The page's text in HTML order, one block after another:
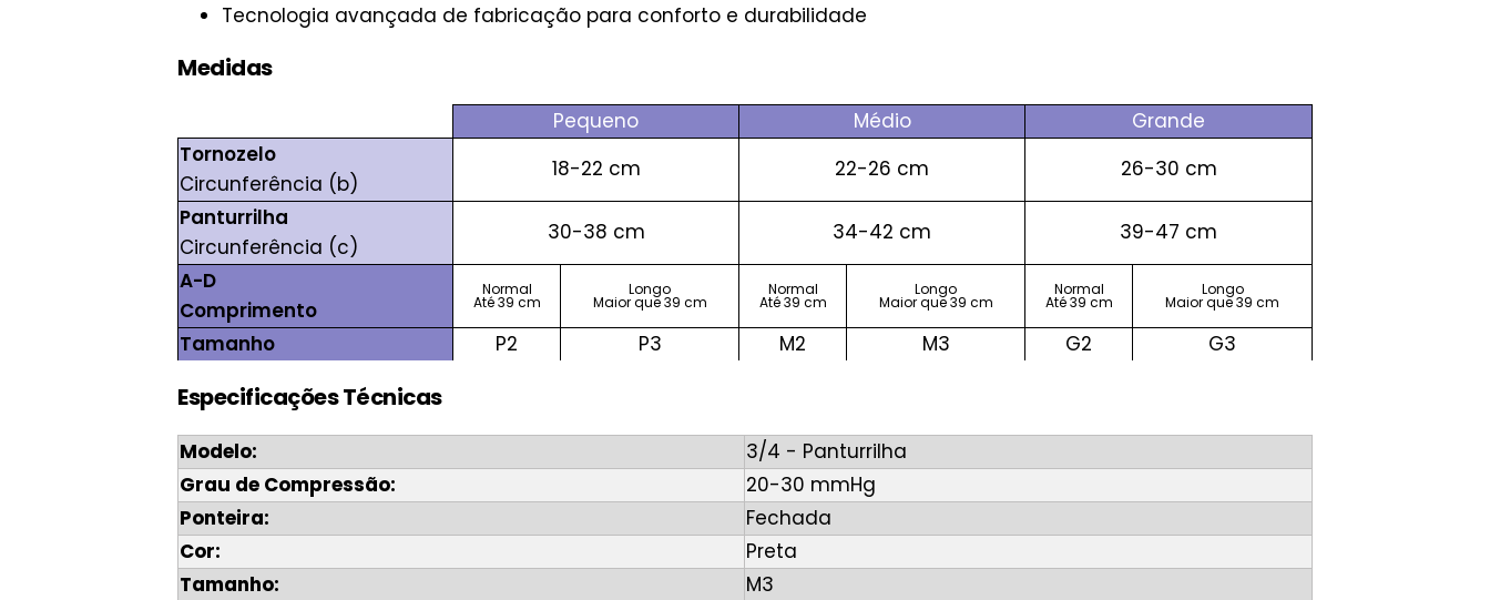
Tecnologia avançada de fabricação para conforto e durabilidade
Medidas
Pequeno Médio
Grande
Tornozelo
Circunferência (b)
18-22 cm 22-26 cm
26-30 cm
Panturrilha
Circunferência (c)
30-38 cm 34-42 cm
39-47 cm
A-D
Comprimento
Normal
Até 39 cm
Longo
Maior que 39 cm
Normal
Até 39 cm
Longo
Maior que 39 cm
Normal
Até 39 cm
Longo
Maior que 39 cm
Tamanho P2 P3 M2 M3 G2 G3
Especificações Técnicas
Modelo:
3/4 - Panturrilha
Grau de Compressão:
20-30 mmHg
Ponteira:
Fechada
Cor:
Preta
Tamanho:
M3